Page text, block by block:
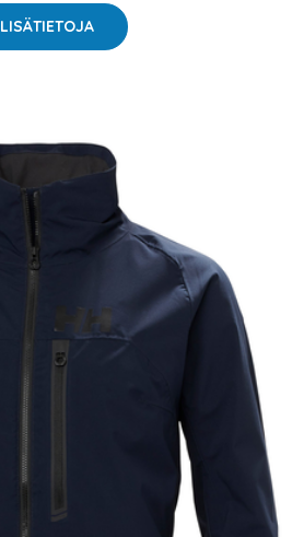
LISÄTIETOJA